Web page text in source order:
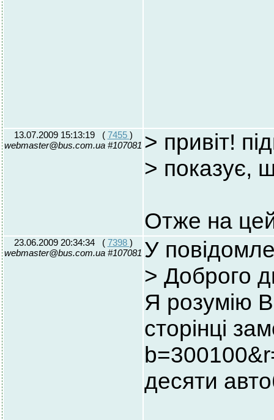
13.07.2009 15:13:19 ( 7455 )
webmaster@bus.com.ua #107081 > привіт!
> показує,
Отже на
23.06.2009 20:34:34 ( 7398 )
webmaster@bus.com.ua #107081 У
> Доброго
Я розумію
сторінці
десяти